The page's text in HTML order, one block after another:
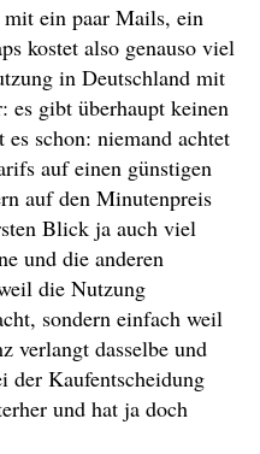
ein paar Mails, ein
kostet also genauso viel
in Deutschland mit
es gibt überhaupt keinen
schon: niemand achtet
auf einen günstigen
auf den Minutenpreis
Blick ja auch viel
und die anderen
die Nutzung
sondern einfach weil
verlangt dasselbe und
der Kaufentscheidung
und hat ja doch